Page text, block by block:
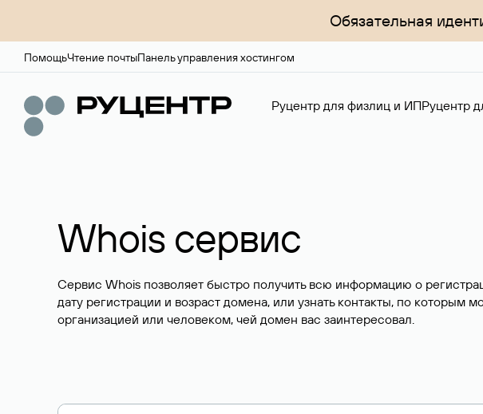
Обязательная
ПомощьЧтение почтыПанель управления хостингом
Руцентр для физлиц и ИПРуцентр
Whois сервис
Сервис Whois позволяет быстро получить всю информацию о
дату регистрации и возраст домена, или узнать контакты, по которым
организацией или человеком, чей домен вас заинтересовал.